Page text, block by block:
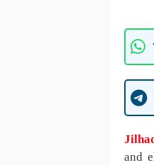
and